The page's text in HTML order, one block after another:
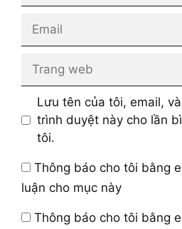
Email
Trang
Lưu tên của tôi, email,
trình duyệt này cho lần
tôi.
Thông báo cho tôi bằng
luận cho mục này
Thông báo cho tôi bằng